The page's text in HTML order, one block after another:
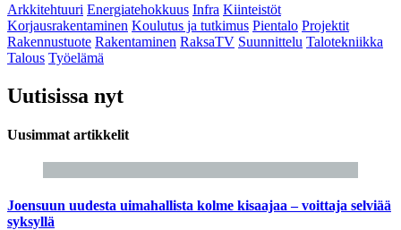
Arkkitehtuuri Energiatehokkuus Infra Kiinteistöt
Korjausrakentaminen Koulutus ja tutkimus Pientalo Projektit
Rakennustuote Rakentaminen RaksaTV Suunnittelu Talotekniikka
Talous Työelämä
Uutisissa nyt
Uusimmat artikkelit
Joensuun uudesta uimahallista kolme kisaajaa – voittaja selviää
syksyllä